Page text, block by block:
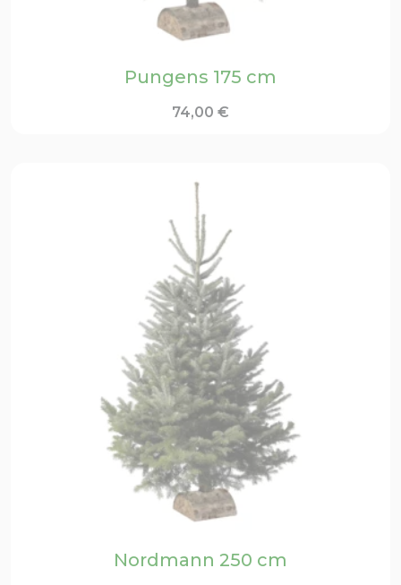
Pungens 175 cm
74,00 €
Nordmann 250 cm